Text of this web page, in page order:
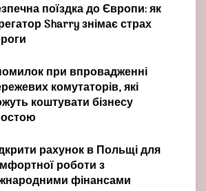
поїздка до Європи: як
Sharry знімає страх
при впровадженні
комутаторів, які
коштувати бізнесу
рахунок в Польщі для
роботи з
фінансами